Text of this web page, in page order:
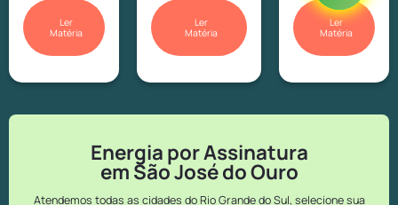
Ler
Matéria
Ler
Matéria
Ler
Matéria
Energia por Assinatura
em São José do Ouro
Atendemos todas as cidades do Rio Grande do Sul, selecione sua